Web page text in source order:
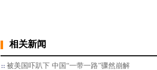
相关新闻
被美国吓趴下 中国“一带一路”骤然崩解